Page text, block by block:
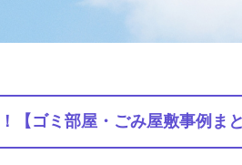
【ゴミ部屋・ごみ屋敷事例ま